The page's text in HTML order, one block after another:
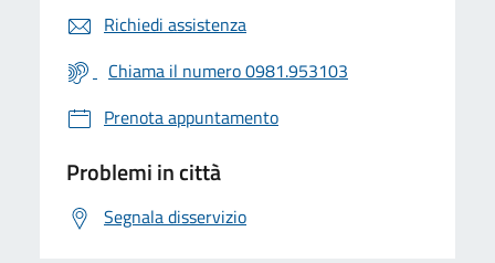
Richiedi assistenza
Chiama il numero 0981.953103
Prenota appuntamento
Problemi in città
Segnala disservizio